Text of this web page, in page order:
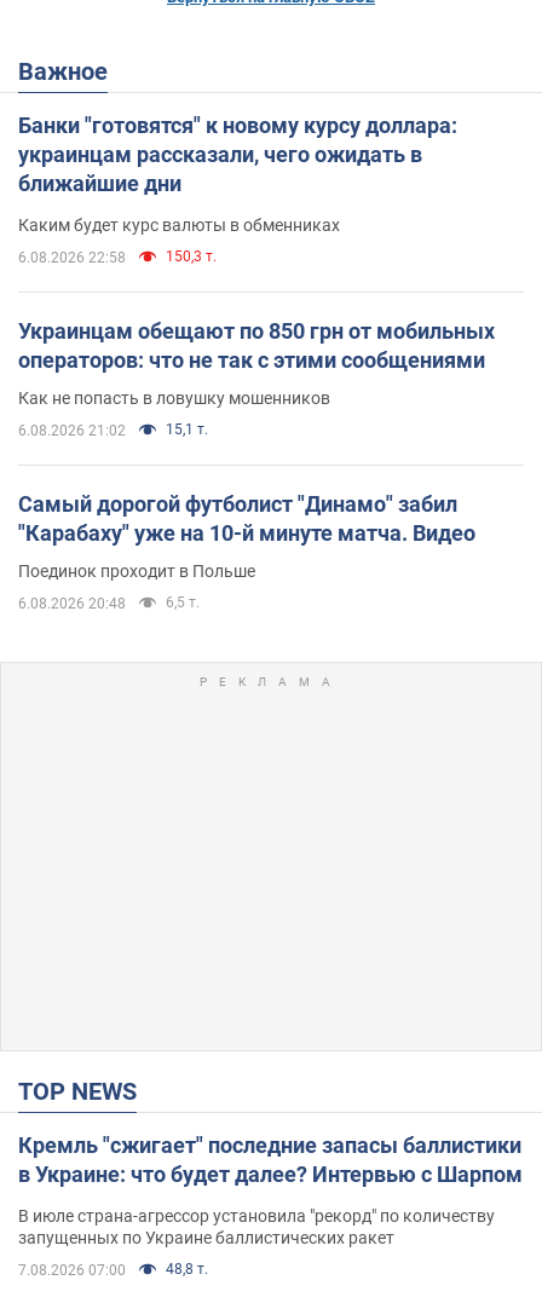
Важное
Банки "готовятся" к новому курсу доллара:
украинцам рассказали, чего ожидать в
ближайшие дни
Каким будет курс валюты в обменниках
6.08.2026 22:58 150,3 т.
Украинцам обещают по 850 грн от мобильных
операторов: что не так с этими сообщениями
Как не попасть в ловушку мошенников
6.08.2026 21:02 15,1 т.
Самый дорогой футболист "Динамо" забил
"Карабаху" уже на 10-й минуте матча. Видео
Поединок проходит в Польше
6.08.2026 20:48 6,5 т.
TOP NEWS
Кремль "сжигает" последние запасы баллистики
в Украине: что будет далее? Интервью с Шарпом
В июле страна-агрессор установила "рекорд" по количеству
запущенных по Украине баллистических ракет
7.08.2026 07:00 48,8 т.